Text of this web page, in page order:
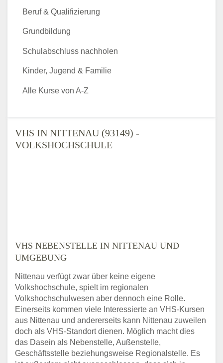
VHS IN NITTENAU (93149) -
VOLKSHOCHSCHULE
VHS NEBENSTELLE IN NITTENAU UND
UMGEBUNG
Nittenau verfügt zwar über keine eigene
Volkshochschule, spielt im regionalen
Volkshochschulwesen aber dennoch eine Rolle.
Einerseits kommen viele Interessierte an VHS-Kursen
aus Nittenau und andererseits kann Nittenau zuweilen
doch als VHS-Standort dienen. Möglich macht dies
das Dasein als Nebenstelle, Außenstelle,
Geschäftsstelle beziehungsweise Regionalstelle. Es
Beruf & Qualifizierung
Grundbildung
Schulabschluss nachholen
Kinder, Jugend & Familie
Alle Kurse von A-Z